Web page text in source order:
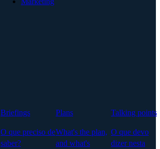
Briefings
O que preciso de
saber?
Plans
What's the plan,
and what's
Talking points
O que devo
dizer nesta